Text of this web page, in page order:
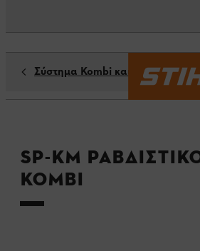
Σύστημα Kombi και σύστημα
SP-KM
Kombi